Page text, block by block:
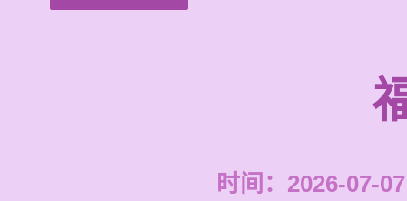
时间：2026-07-